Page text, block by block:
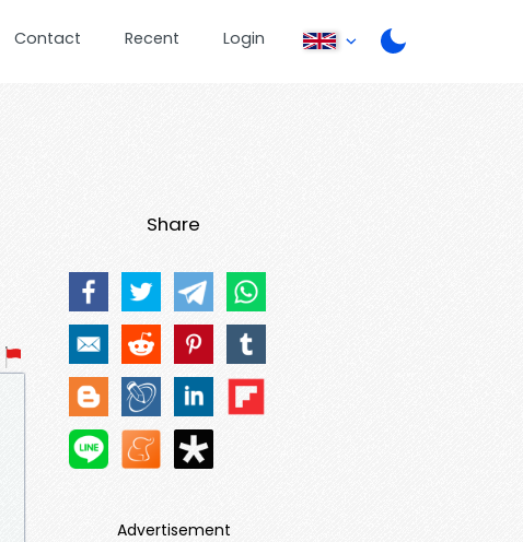
Contact Recent Login
Share
Advertisement